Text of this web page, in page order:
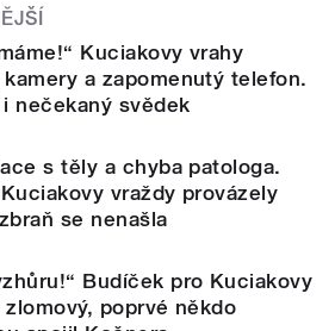
Kuciakovy vrahy
a zapomenutý telefon.
i nečekaný svědek
s těly a chyba patologa.
vraždy provázely
se nenašla
Budíček pro Kuciakovy
zlomový, poprvé někdo